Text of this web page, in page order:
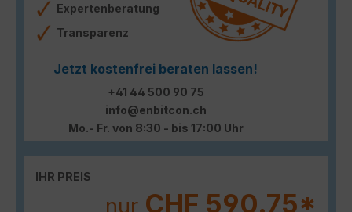
Expertenberatung
Transparenz
Jetzt kostenfrei beraten lassen!
+41 44 500 90 75
info@enbitcon.ch
Mo.- Fr. von 8:30 - bis 17:00 Uhr
IHR PREIS
nur CHF 590.75*